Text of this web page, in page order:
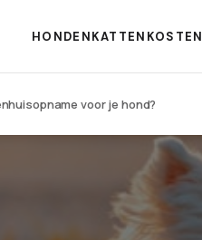
HONDENKATTEN KOSTEN
voor je hond?